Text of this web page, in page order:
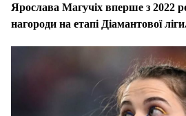
Ярослава Магучіх вперше з 2022
нагороди на етапі Діамантової